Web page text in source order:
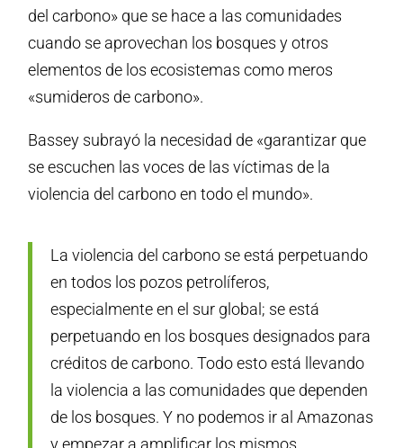
del carbono» que se hace a las comunidades
cuando se aprovechan los bosques y otros
elementos de los ecosistemas como meros
«sumideros de carbono».
Bassey subrayó la necesidad de «garantizar que
se escuchen las voces de las víctimas de la
violencia del carbono en todo el mundo».
La violencia del carbono se está perpetuando
en todos los pozos petrolíferos,
especialmente en el sur global; se está
perpetuando en los bosques designados para
créditos de carbono. Todo esto está llevando
la violencia a las comunidades que dependen
de los bosques. Y no podemos ir al Amazonas
y empezar a amplificar los mismos